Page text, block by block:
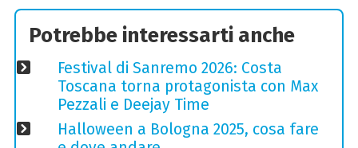
Potrebbe interessarti anche
Festival di Sanremo 2026: Costa
Toscana torna protagonista con Max
Pezzali e Deejay Time
Halloween a Bologna 2025, cosa fare